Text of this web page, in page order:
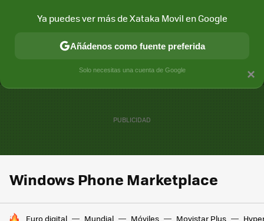
MÓVIL Y SOCIEDAD APLICACIONES
Windows Phone Marketplace
HOY SE HABLA DE
Euro digital Mundial Móviles Movistar Plus
×
Ya puedes ver más de Xataka Movil en Google
Añádenos como fuente preferida
Solo necesitas una cuenta de Google